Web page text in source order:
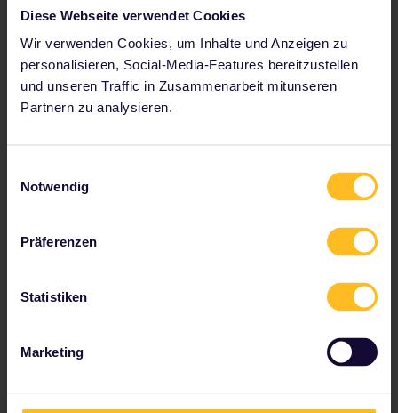
Diese Webseite verwendet Cookies
Wir verwenden Cookies, um Inhalte und Anzeigen zu
personalisieren, Social-Media-Features bereitzustellen
und unseren Traffic in Zusammenarbeit mitunseren
Partnern zu analysieren.
Notwendig
Präferenzen
Statistiken
Marketing